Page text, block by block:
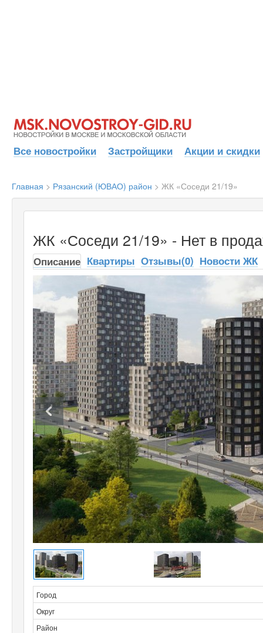
Все новостройки Застройщики Акции и скидки
Главная > Рязанский (ЮВАО) район > ЖК «Соседи 21/19»
ЖК «Соседи 21/19» - Нет в
Описание Квартиры Отзывы(0) Новости ЖК
Город
Округ
Район